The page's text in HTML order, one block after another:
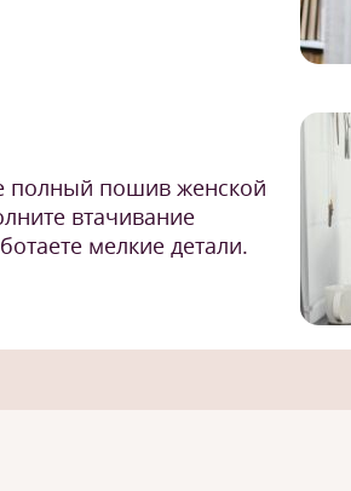
полный пошив женской
втачивание
мелкие детали.